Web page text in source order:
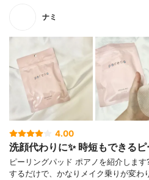
ナミ
4.00
洗顔代わりに✨ 時短もできる
ピーリングパッド ポアノを紹介しま
するだけで、かなりメイク乗りが変わ